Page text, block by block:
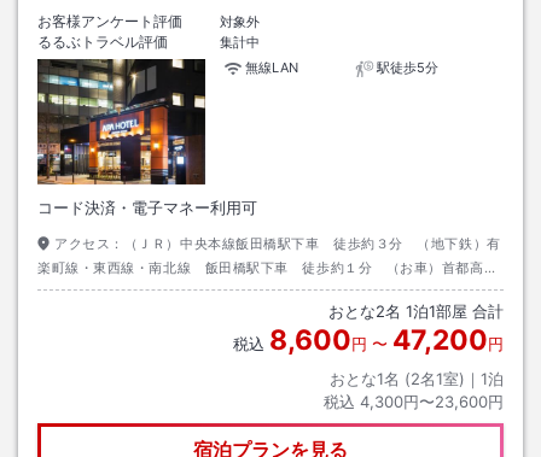
お客様アンケート評価
対象外
るるぶトラベル評価
集計中
無線LAN
駅徒歩5分
コード決済・電子マネー利用可
アクセス：
（ＪＲ）中央本線飯田橋駅下車 徒歩約３分 （地下鉄）有
楽町線・東西線・南北線 飯田橋駅下車 徒歩約１分 （お車）首都高速
５号池袋線 西神田ＩＣ利用
おとな2名 1泊1部屋 合計
税込 8,600円 〜 47,200円
おとな1名 (2名1室)｜ 1泊
税込 4,300円〜23,600円
宿泊プランを見る